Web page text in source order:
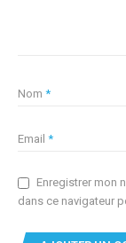
Nom *
Email *
Enregistrer mon
dans ce navigateur